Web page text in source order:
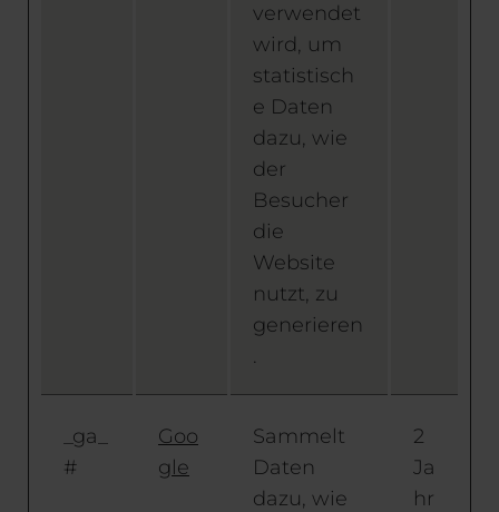
verwendet
wird, um
statistisch
e Daten
dazu, wie
der
Besucher
die
Website
nutzt, zu
generieren
.
_ga_
#
Goo
gle
Sammelt
Daten
dazu, wie
2
Ja
hr